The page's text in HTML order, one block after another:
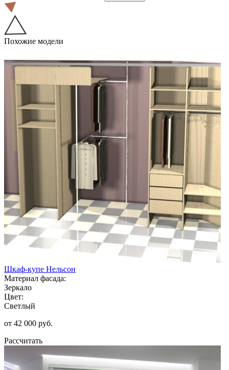
Похожие модели
Шкаф-купе Нельсон
Материал фасада:
Зеркало
Цвет:
Светлый
от 42 000 руб.
Рассчитать